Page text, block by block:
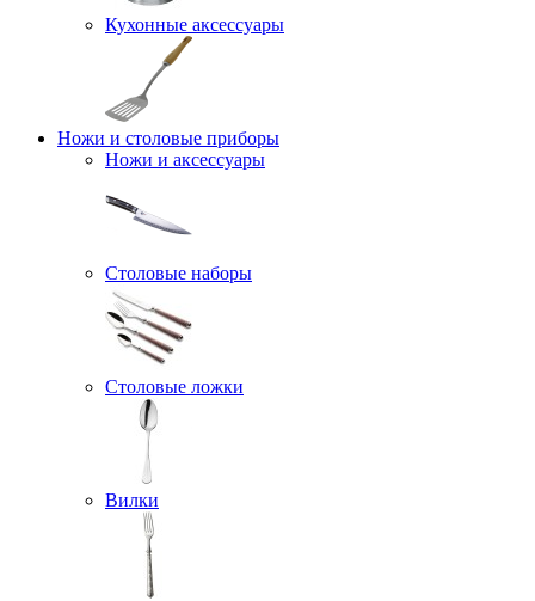
Кухонные аксессуары
Ножи и столовые приборы
Ножи и аксессуары
Столовые наборы
Столовые ложки
Вилки